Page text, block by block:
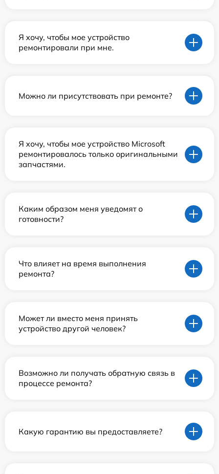
Я хочу, чтобы мое устройство
ремонтировали при мне.
Можно ли присутствовать при ремонте?
Я хочу, чтобы мое устройство Microsoft
ремонтировалось только оригинальными
запчастями.
Каким образом меня уведомят о
готовности?
Что влияет на время выполнения
ремонта?
Может ли вместо меня принять
устройство другой человек?
Возможно ли получать обратную связь в
процессе ремонта?
Какую гарантию вы предоставляете?